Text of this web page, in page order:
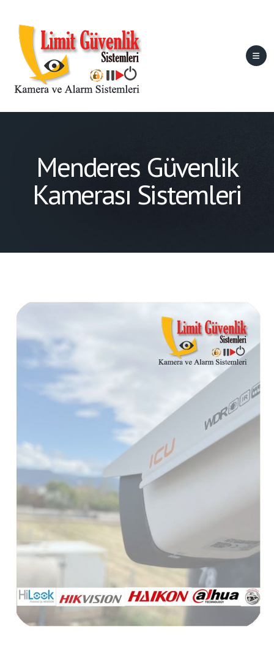
Menderes Güvenlik
Kamerası Sistemleri